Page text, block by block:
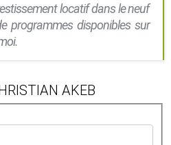
locatif dans le neuf
programmes disponibles sur
AKEB